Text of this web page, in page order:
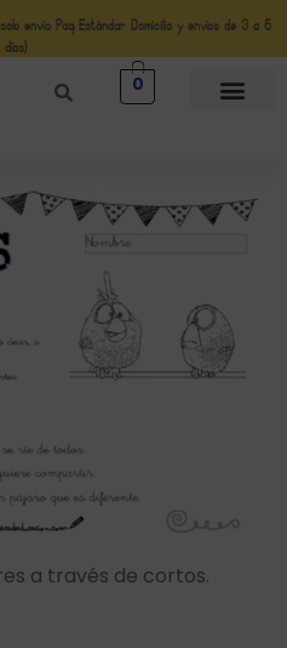
envio Paq Estándar Domicilio y envíos de 3 a 5
días)
0
a través de cortos.